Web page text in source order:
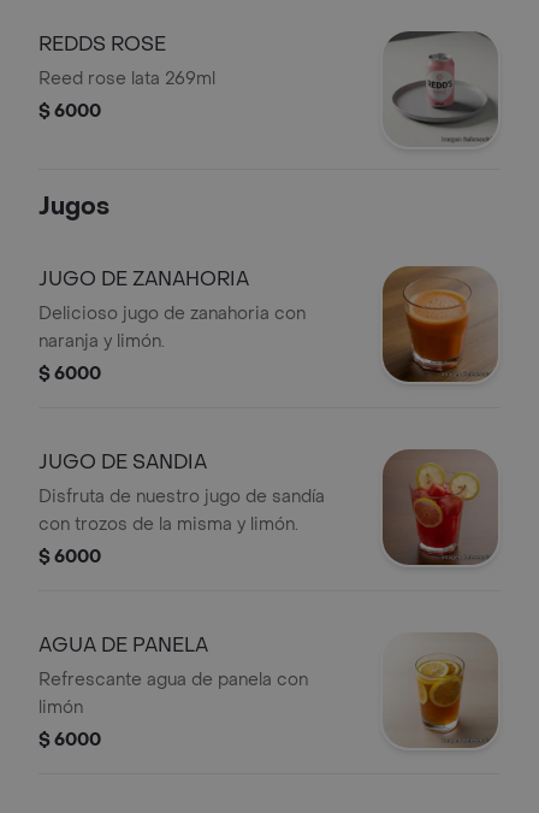
REDDS ROSE
Reed rose lata 269ml
$ 6000
Jugos
JUGO DE ZANAHORIA
Delicioso jugo de zanahoria con
naranja y limón.
$ 6000
JUGO DE SANDIA
Disfruta de nuestro jugo de sandía
con trozos de la misma y limón.
$ 6000
AGUA DE PANELA
Refrescante agua de panela con
limón
$ 6000